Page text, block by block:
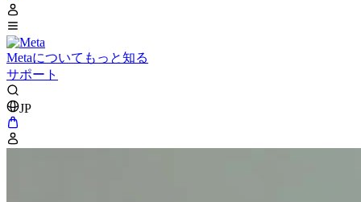
Metaについてもっと知る
サポート
JP